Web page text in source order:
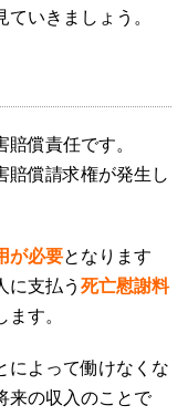
いきましょう。
償責任です。
賠償請求権が発生し
が必要となります
に支払う 死亡慰謝料
ます。
によって働けなくな
来の収入のことで